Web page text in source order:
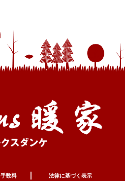
数料 法律に基づく表示